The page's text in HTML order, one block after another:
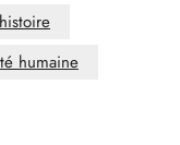
histoire
humaine